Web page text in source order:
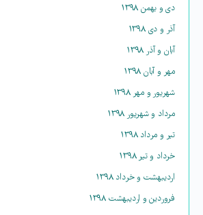
دی و بهمن ۱۳۹۸
آذر و دی ۱۳۹۸
آبان و آذر ۱۳۹۸
مهر و آبان ۱۳۹۸
شهریور و مهر ۱۳۹۸
مرداد و شهریور ۱۳۹۸
تیر و مرداد ۱۳۹۸
خرداد و تیر ۱۳۹۸
اردیبهشت و خرداد ۱۳۹۸
فروردین و اردیبهشت ۱۳۹۸